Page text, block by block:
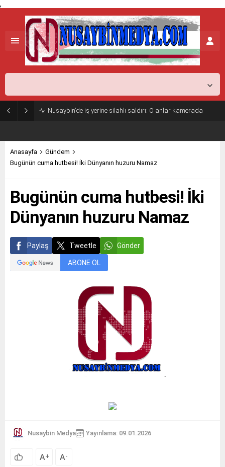
,
Nusaybin’de iş yerine silahlı saldırı: O anlar kamerada
Anasayfa
Gündem
Bugünün cuma hutbesi! İki Dünyanın huzuru Namaz
Bugünün cuma hutbesi! İki
Dünyanın huzuru Namaz
Paylaş Tweetle Gönder
ABONE OL
Nusaybin Medya Yayınlama: 09.01.2026
A+ A-